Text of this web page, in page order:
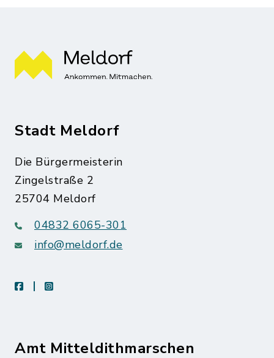
Stadt Meldorf
Die Bürgermeisterin
Zingelstraße 2
25704 Meldorf
04832 6065-301
info@meldorf.de
facebookinstagram
Amt Mitteldithmarschen